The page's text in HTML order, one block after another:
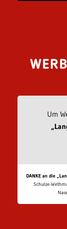
Um
DANKE an die
Schulze-